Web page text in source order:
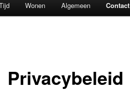
Wonen Algemeen Contact
Privacybeleid